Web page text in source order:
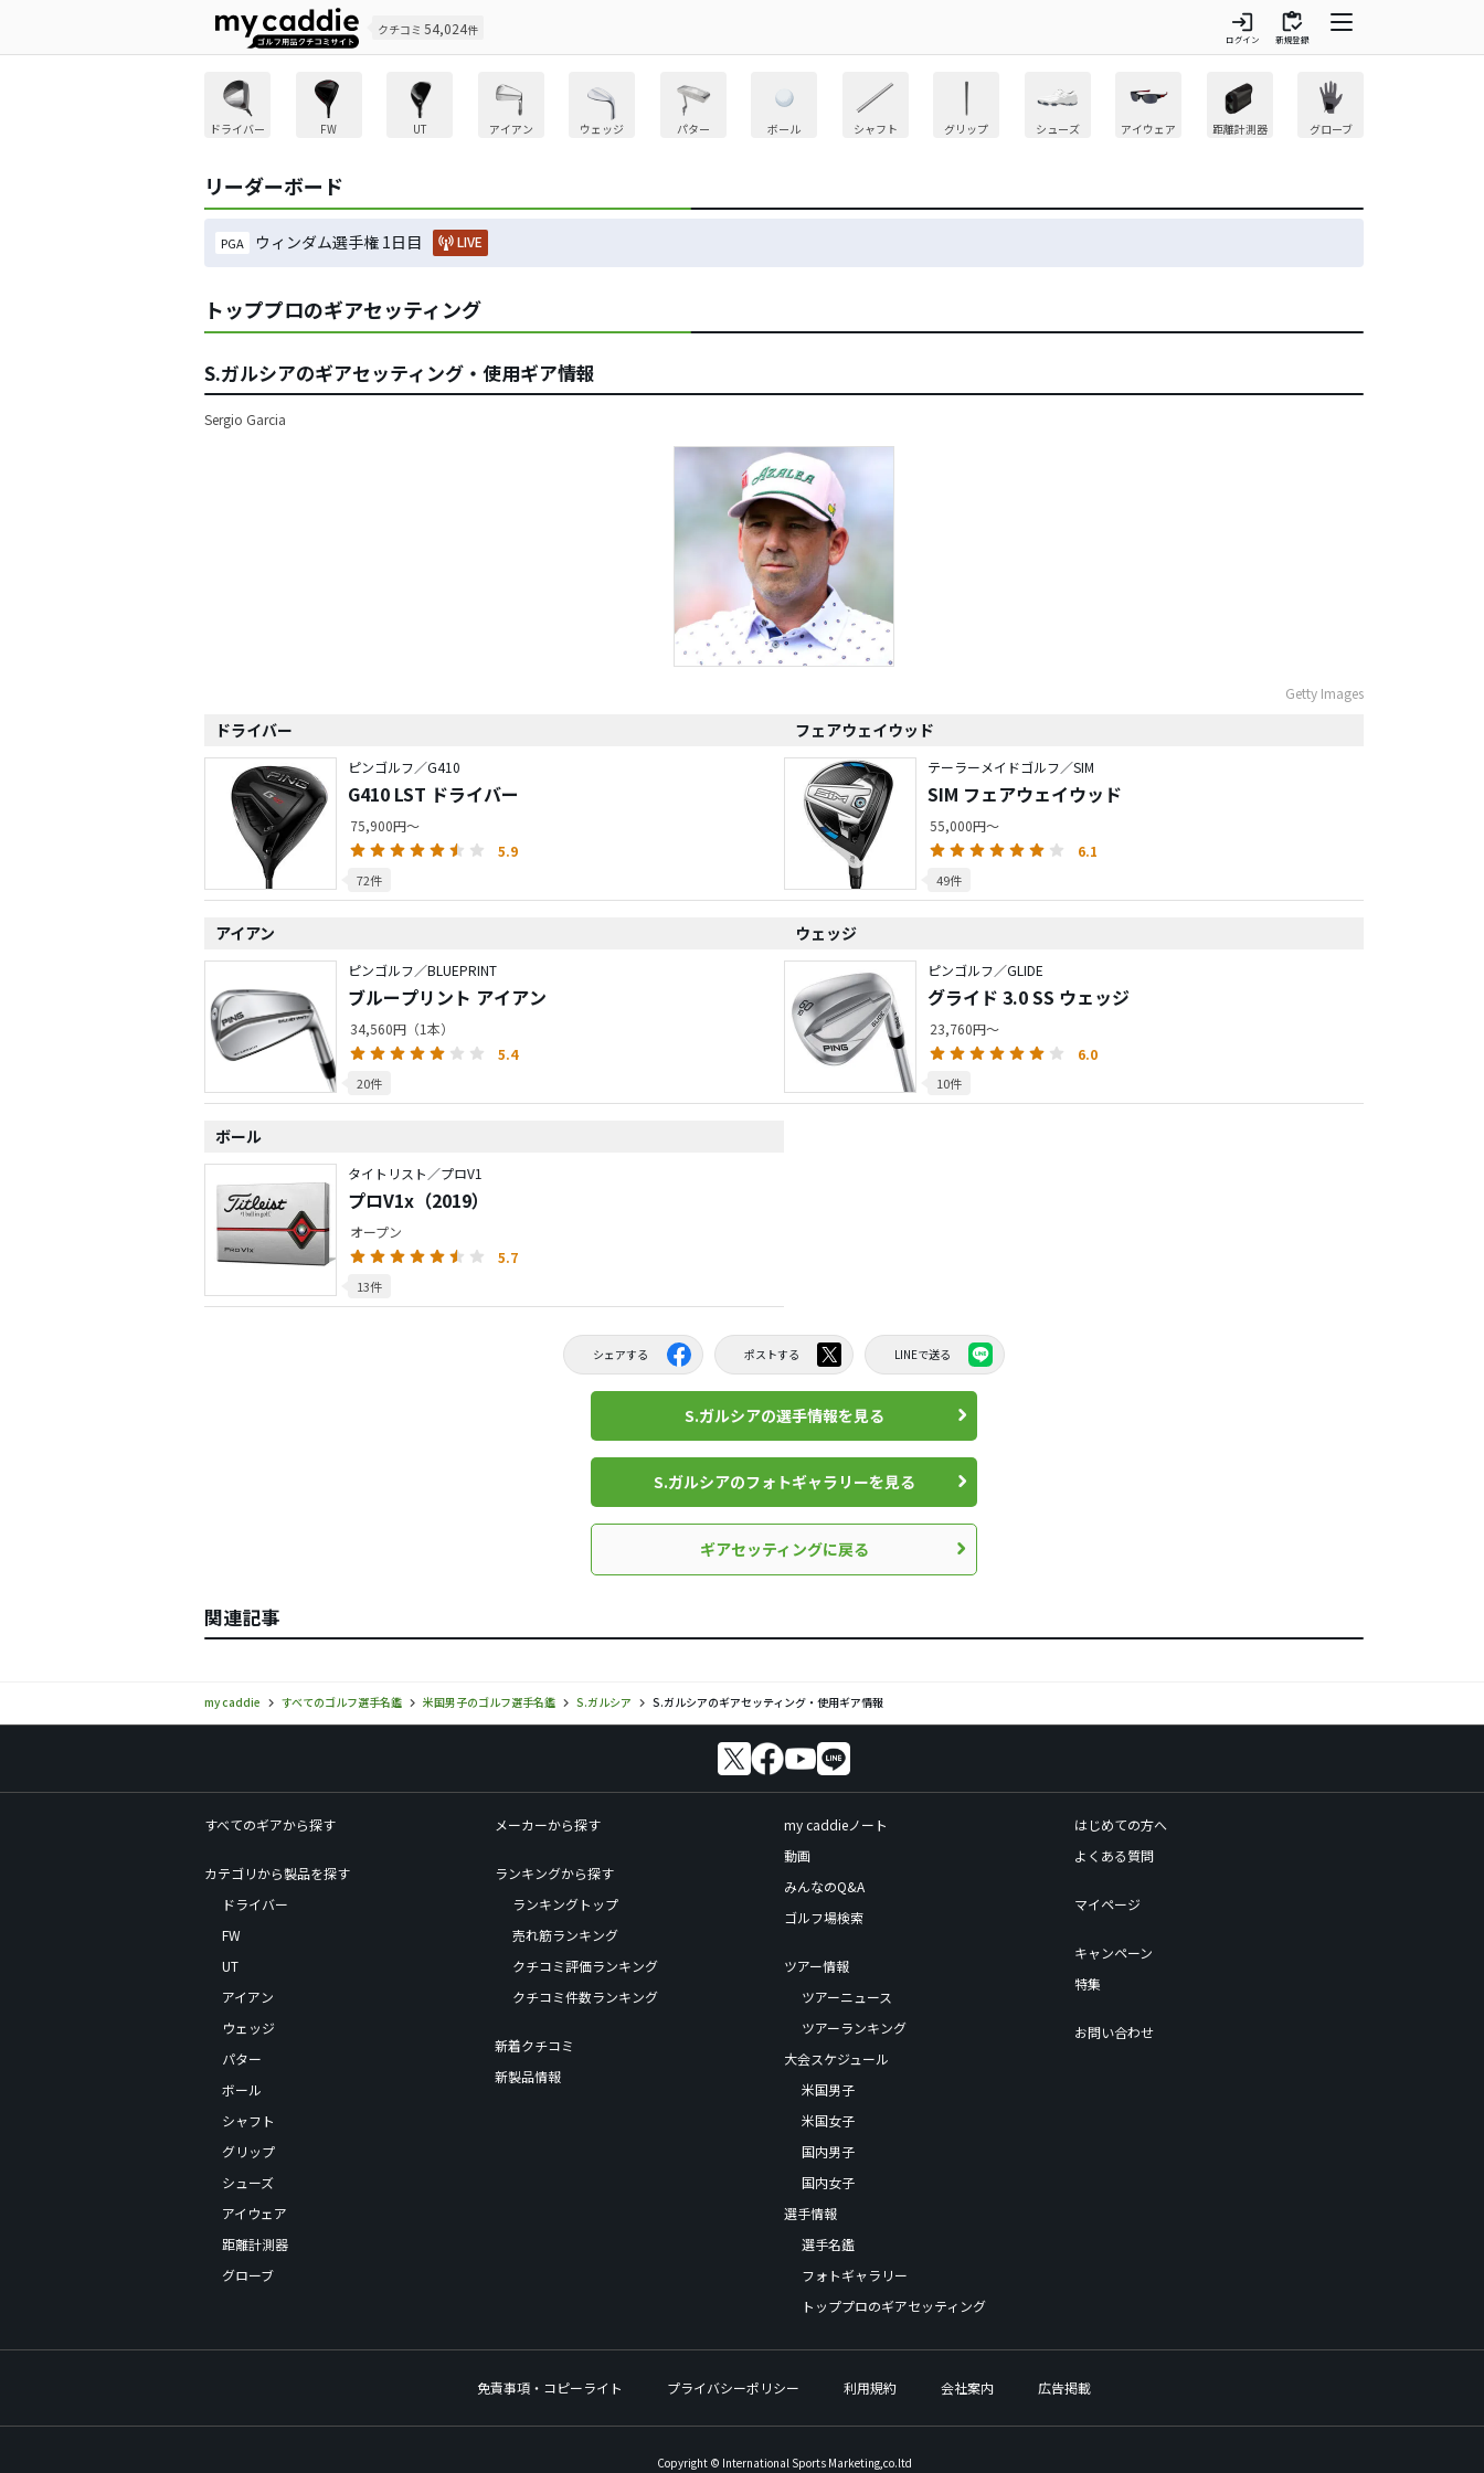
クチコミ 54,024件 login
ログイン
inventory
新規登録
ドライバー FW UT アイアン ウェッジ パター ボール シャフト グリップ シューズ アイウェア 距離計測器 グローブ
リーダーボード
PGA ウィンダム選手権 1日目 LIVE
トッププロのギアセッティング
S.ガルシアのギアセッティング・使用ギア情報
Sergio Garcia
Getty Images
ドライバー
ピンゴルフ／G410
G410 LST ドライバー
75,900円～
5.9
72件
フェアウェイウッド
テーラーメイドゴルフ／SIM
SIM フェアウェイウッド
55,000円～
6.1
49件
アイアン
ピンゴルフ／BLUEPRINT
ブループリント アイアン
34,560円（1本）
5.4
20件
ウェッジ
ピンゴルフ／GLIDE
グライド 3.0 SS ウェッジ
23,760円～
6.0
10件
ボール
タイトリスト／プロV1
プロV1x（2019）
オープン
5.7
13件
シェアする ポストする LINEで送る
S.ガルシアの選手情報を見る
S.ガルシアのフォトギャラリーを見る
ギアセッティングに戻る
関連記事
my caddie すべてのゴルフ選手名鑑 米国男子のゴルフ選手名鑑 S.ガルシア S.ガルシアのギアセッティング・使用ギア情報
すべてのギアから探す
カテゴリから製品を探す
ドライバー
FW
UT
アイアン
ウェッジ
パター
ボール
シャフト
グリップ
シューズ
アイウェア
距離計測器
グローブ
メーカーから探す
ランキングから探す
ランキングトップ
売れ筋ランキング
クチコミ評価ランキング
クチコミ件数ランキング
新着クチコミ
新製品情報
my caddieノート
動画
みんなのQ&A
ゴルフ場検索
ツアー情報
ツアーニュース
ツアーランキング
大会スケジュール
米国男子
米国女子
国内男子
国内女子
選手情報
選手名鑑
フォトギャラリー
トッププロのギアセッティング
はじめての方へ
よくある質問
マイページ
キャンペーン
特集
お問い合わせ
免責事項・コピーライト プライバシーポリシー 利用規約 会社案内 広告掲載
Copyright © International Sports Marketing,co.ltd